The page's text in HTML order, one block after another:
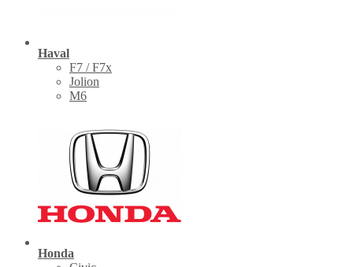
Haval
F7 / F7x
Jolion
M6
Honda